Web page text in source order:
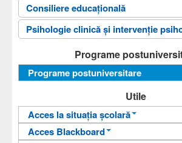
Consiliere educațională
Psihologie clinică și intervenție
Programe
Programe postuniversitare
Utile
Acces la situația școlară
Informații pentru acces
Acces Blackboard